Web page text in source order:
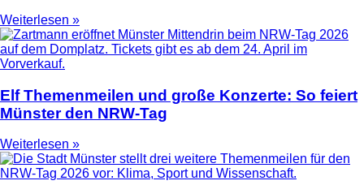
Weiterlesen »
Elf Themenmeilen und große Konzerte: So feiert
Münster den NRW-Tag
Weiterlesen »